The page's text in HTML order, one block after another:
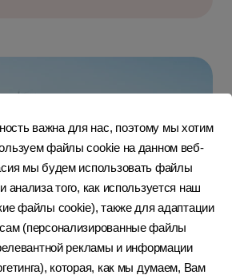
важна для нас, поэтому мы хотим
файлы cookie на данном веб-
мы будем использовать файлы
анализа того, как используется наш
файлы cookie), также для адаптации
(персонализированные файлы
рекламы и информации
которая, как мы думаем, Вам